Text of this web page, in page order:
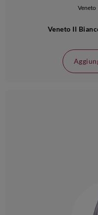
Veneto
Veneto Il